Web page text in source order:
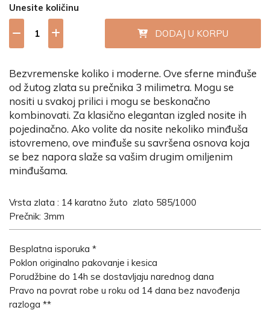
Unesite količinu
DODAJ U KORPU
Bezvremenske koliko i moderne. Ove sferne minđuše
od žutog zlata su prečnika 3 milimetra. Mogu se
nositi u svakoj prilici i mogu se beskonačno
kombinovati. Za klasično elegantan izgled nosite ih
pojedinačno. Ako volite da nosite nekoliko minđuša
istovremeno, ove minđuše su savršena osnova koja
se bez napora slaže sa vašim drugim omiljenim
minđušama.
Vrsta zlata : 14 karatno žuto zlato 585/1000
Prečnik: 3mm
Besplatna isporuka *
Poklon originalno pakovanje i kesica
Porudžbine do 14h se dostavljaju narednog dana
Pravo na povrat robe u roku od 14 dana bez navođenja
razloga **